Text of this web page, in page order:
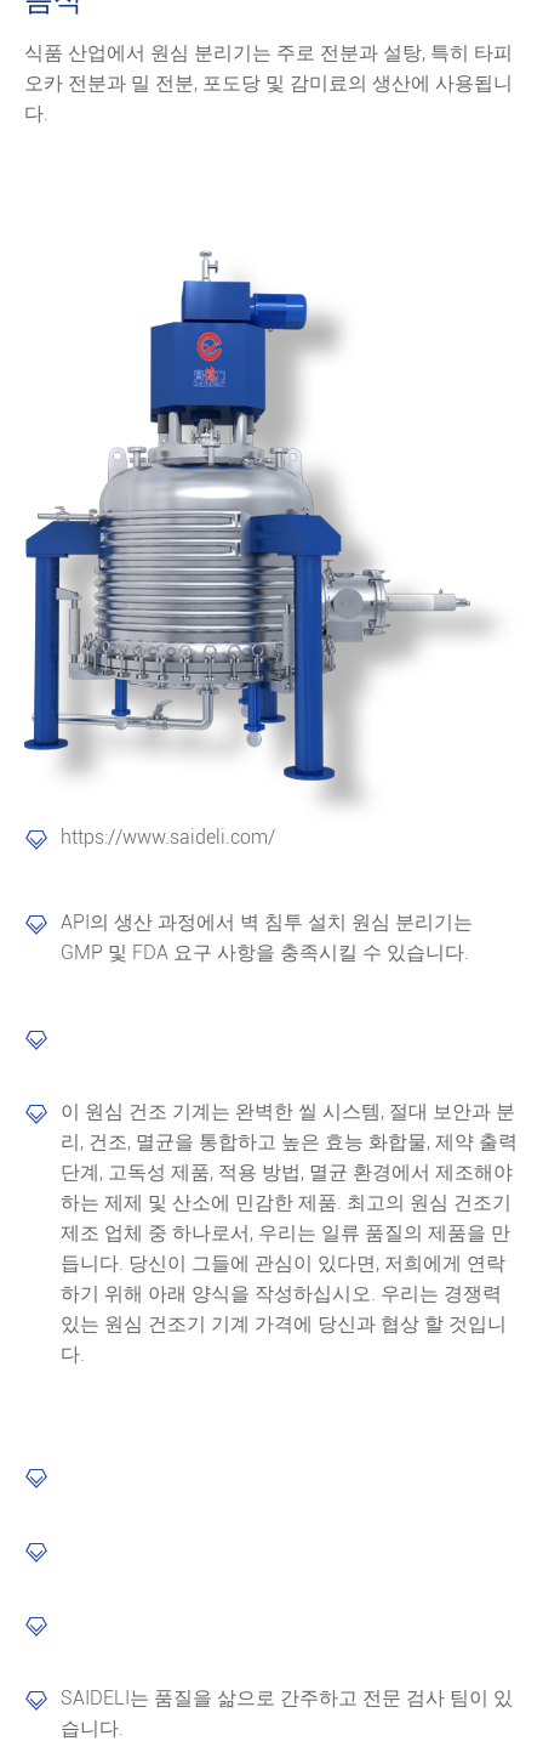
식품 산업에서 원심 분리기는 주로 전분과 설탕, 특히 타피
오카 전분과 밀 전분, 포도당 및 감미료의 생산에 사용됩니
다.
 https://www.saideli.com/
 API의 생산 과정에서 벽 침투 설치 원심 분리기는
GMP 및 FDA 요구 사항을 충족시킬 수 있습니다.


이 원심 건조 기계는 완벽한 씰 시스템, 절대 보안과 분
리, 건조, 멸균을 통합하고 높은 효능 화합물, 제약 출력
단계, 고독성 제품, 적용 방법, 멸균 환경에서 제조해야
하는 제제 및 산소에 민감한 제품. 최고의 원심 건조기
제조 업체 중 하나로서, 우리는 일류 품질의 제품을 만
듭니다. 당신이 그들에 관심이 있다면, 저희에게 연락
하기 위해 아래 양식을 작성하십시오. 우리는 경쟁력
있는 원심 건조기 기계 가격에 당신과 협상 할 것입니
다.




SAIDELI는 품질을 삶으로 간주하고 전문 검사 팀이 있
습니다.